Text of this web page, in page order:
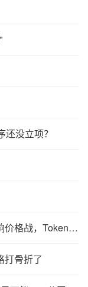
没立项？
补贴→Token计费→降价，OpenAI打响价格战，Token经济学拐点将至？
打骨折了